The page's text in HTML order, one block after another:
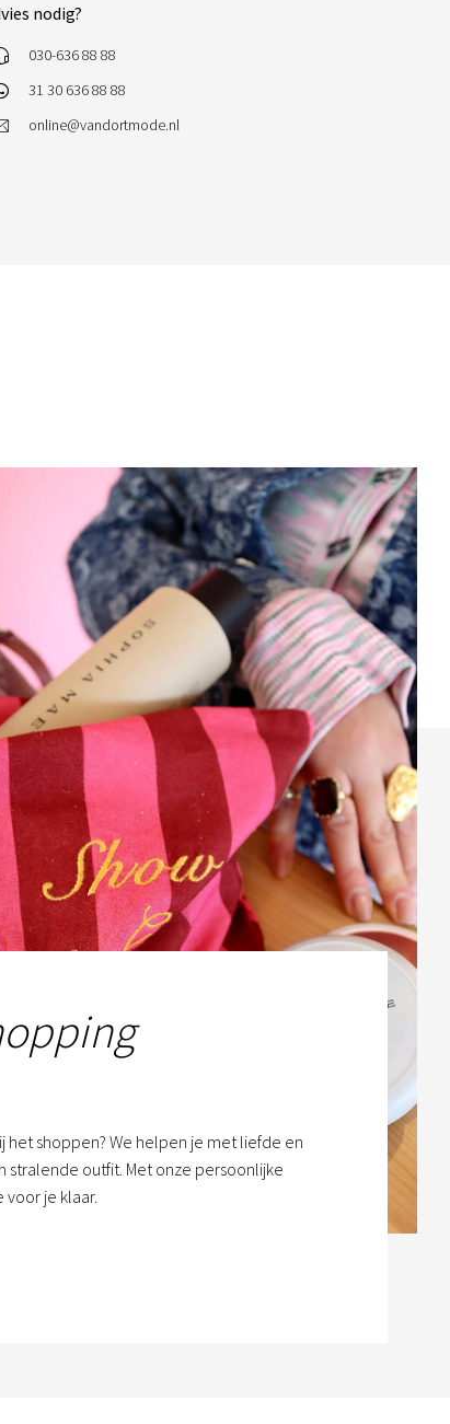
nodig?
030-636 88 88
31 30 636 88 88
online@vandortmode.nl
het shoppen? We helpen je met liefde en
stralende outfit. Met onze persoonlijke
je klaar.